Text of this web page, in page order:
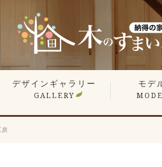
デザインギャラリー
GALLERY
住宅 施工事例
商業施設 施工事例
YouTube
オーナー様のお住まい拝見
平屋特集
こだわりの間取り
モデ
房